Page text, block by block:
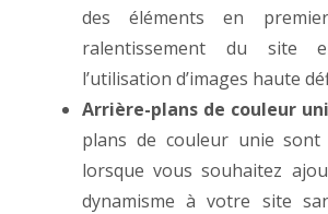
des éléments en
ralentissement du site
l’utilisation d’images haute
Arrière-plans de couleur
plans de couleur unie
lorsque vous souhaitez
dynamisme à votre site